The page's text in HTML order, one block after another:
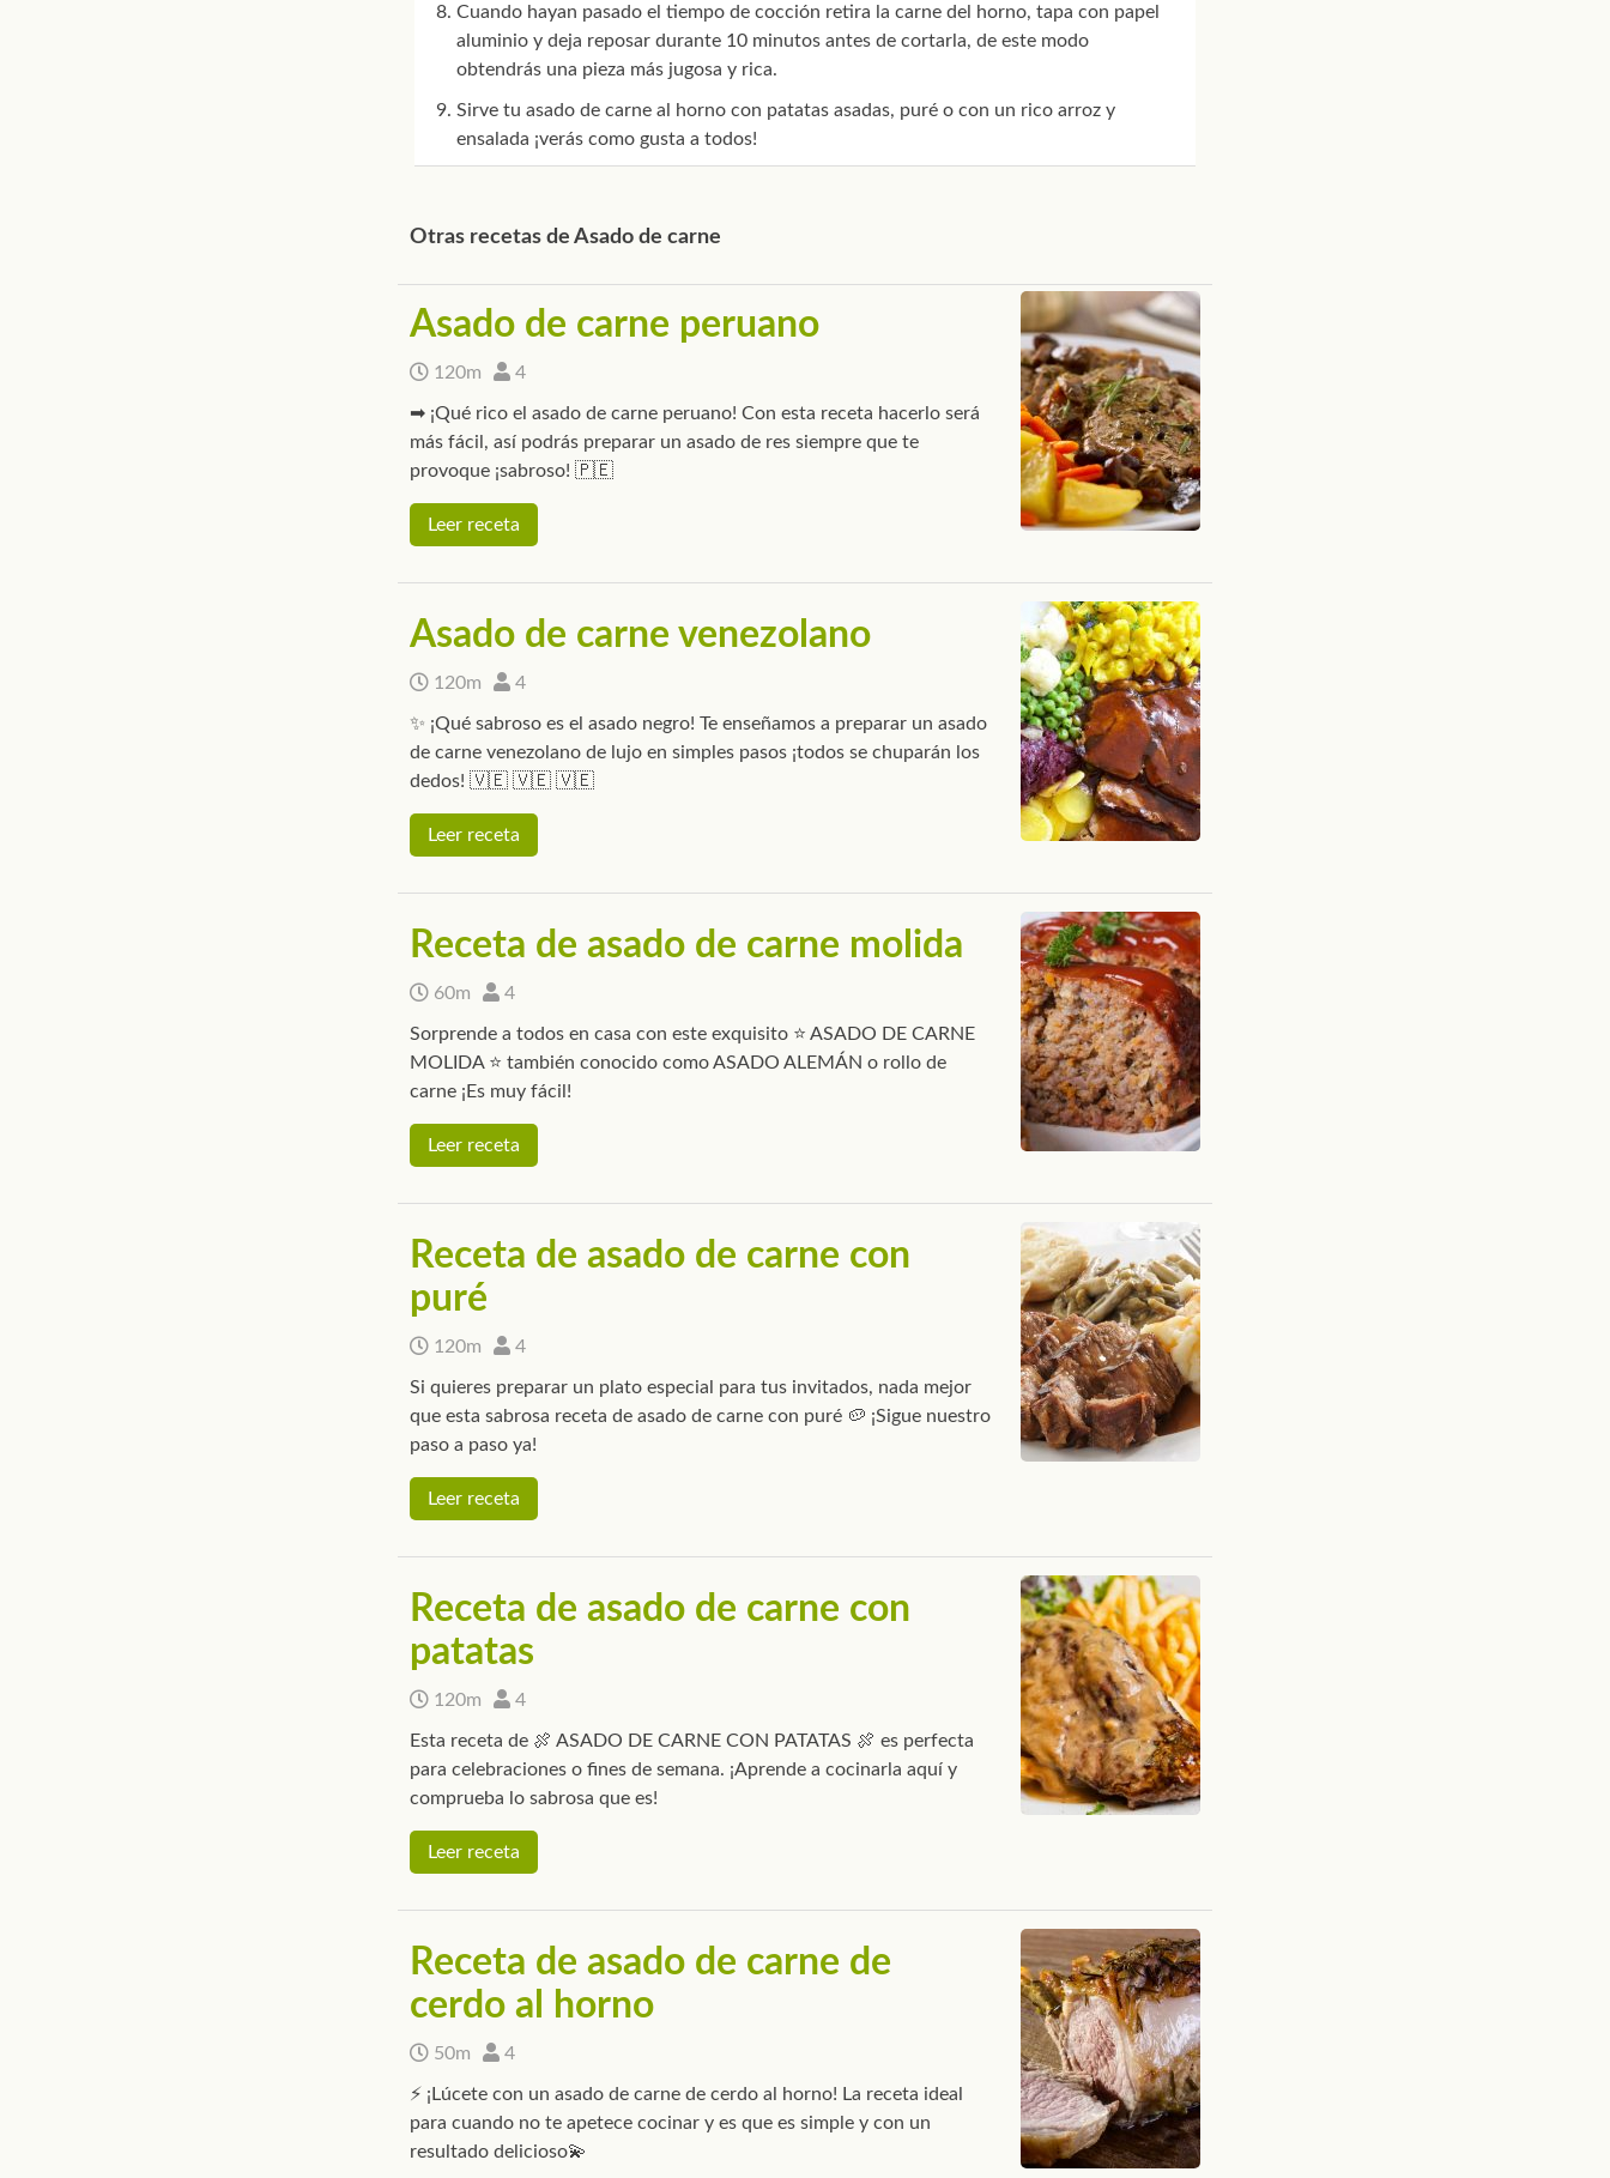
Cuando hayan pasado el tiempo de cocción retira la carne del horno, tapa con papel
aluminio y deja reposar durante 10 minutos antes de cortarla, de este modo
obtendrás una pieza más jugosa y rica.
Sirve tu asado de carne al horno con patatas asadas, puré o con un rico arroz y
ensalada ¡verás como gusta a todos!
Otras recetas de Asado de carne
Asado de carne peruano
120m 4
➡ ¡Qué rico el asado de carne peruano! Con esta receta hacerlo será
más fácil, así podrás preparar un asado de res siempre que te
provoque ¡sabroso! 🇵🇪
Leer receta
Asado de carne venezolano
120m 4
✨ ¡Qué sabroso es el asado negro! Te enseñamos a preparar un asado
de carne venezolano de lujo en simples pasos ¡todos se chuparán los
dedos! 🇻🇪 🇻🇪 🇻🇪
Leer receta
Receta de asado de carne molida
60m 4
Sorprende a todos en casa con este exquisito ⭐ ASADO DE CARNE
MOLIDA ⭐ también conocido como ASADO ALEMÁN o rollo de
carne ¡Es muy fácil!
Leer receta
Receta de asado de carne con
puré
120m 4
Si quieres preparar un plato especial para tus invitados, nada mejor
que esta sabrosa receta de asado de carne con puré 🥔 ¡Sigue nuestro
paso a paso ya!
Leer receta
Receta de asado de carne con
patatas
120m 4
Esta receta de 🍖 ASADO DE CARNE CON PATATAS 🍖 es perfecta
para celebraciones o fines de semana. ¡Aprende a cocinarla aquí y
comprueba lo sabrosa que es!
Leer receta
Receta de asado de carne de
cerdo al horno
50m 4
⚡ ¡Lúcete con un asado de carne de cerdo al horno! La receta ideal
para cuando no te apetece cocinar y es que es simple y con un
resultado delicioso💫